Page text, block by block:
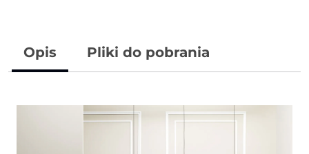
Opis Pliki do pobrania